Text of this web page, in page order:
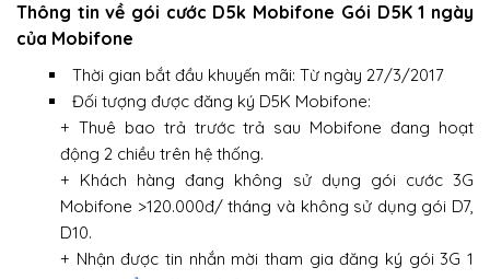
Thông tin về gói cước D5k Mobifone Gói D5K 1 ngày
của Mobifone
Thời gian bắt đầu khuyến mãi: Từ ngày 27/3/2017
Đối tượng được đăng ký D5K Mobifone:
+ Thuê bao trả trước trả sau Mobifone đang hoạt
động 2 chiều trên hệ thống.
+ Khách hàng đang không sử dụng gói cước 3G
Mobifone >120.000đ/ tháng và không sử dụng gói D7,
D10.
+ Nhận được tin nhắn mời tham gia đăng ký gói 3G 1